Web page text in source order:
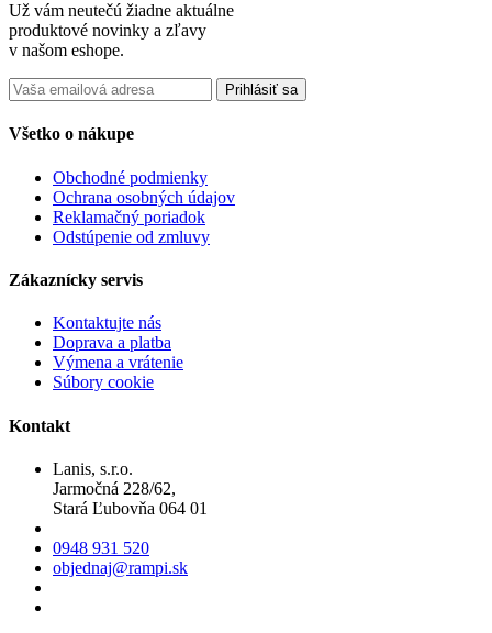
Už vám neutečú žiadne aktuálne
produktové novinky a zľavy
v našom eshope.
Prihlásiť sa
Všetko o nákupe
Obchodné podmienky
Ochrana osobných údajov
Reklamačný poriadok
Odstúpenie od zmluvy
Zákaznícky servis
Kontaktujte nás
Doprava a platba
Výmena a vrátenie
Súbory cookie
Kontakt
Lanis, s.r.o.
Jarmočná 228/62,
Stará Ľubovňa 064 01
0948 931 520
objednaj@rampi.sk